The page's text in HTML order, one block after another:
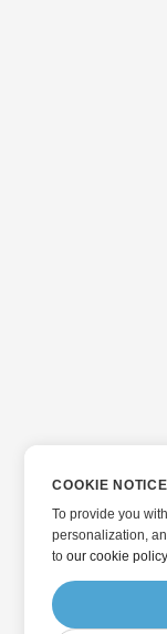
COOKIE NOTICE
To provide you
personalization,
toour cookie policy